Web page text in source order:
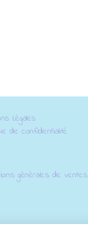
Légales
de confidentialité
générales de ventes